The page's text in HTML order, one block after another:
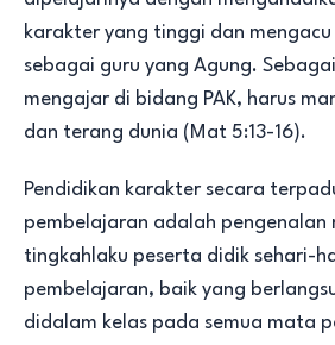
karakter yang tinggi dan mengacu
sebagai guru yang Agung.
mengajar di bidang PAK, harus
dan terang dunia (Mat 5:13-16).
Pendidikan karakter secara
pembelajaran adalah pengenalan
tingkahlaku peserta didik sehari-
pembelajaran, baik yang
didalam kelas pada semua mata